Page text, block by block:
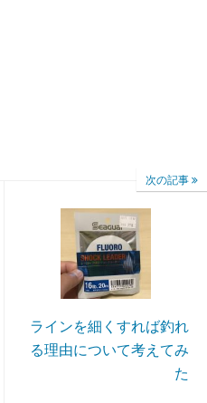
次の記事
ラインを細くすれば釣れ
る理由について考えてみ
た